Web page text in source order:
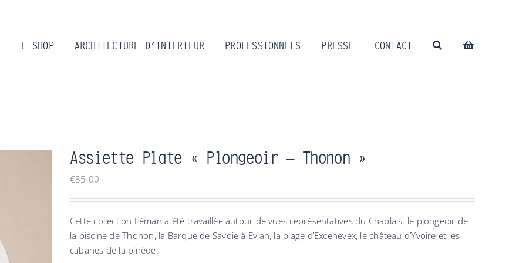
E-SHOP ARCHITECTURE D’INTERIEUR PROFESSIONNELS PRESSE CONTACT
Assiette Plate « Plongeoir – Thonon »
€85.00
Cette collection Léman a été travaillée autour de vues représentatives du Chablais: le plongeoir de
la piscine de Thonon, la Barque de Savoie à Evian, la plage d’Excenevex, le château d’Yvoire et les
cabanes de la pinède.